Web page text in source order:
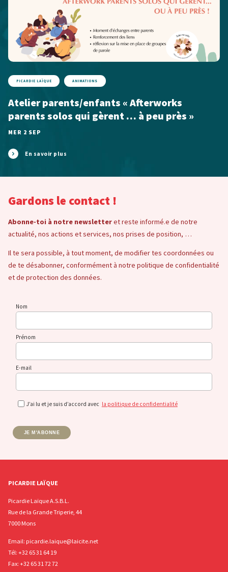
PICARDIE LAÏQUE ANIMATIONS
Atelier parents/enfants « Afterworks
parents solos qui gèrent … à peu près »
MER 2 SEP
En savoir plus
Gardons le contact !
Abonne-toi à notre newsletteret reste informé.e de notre
actualité, nos actions et services, nos prises de position, …
Il te sera possible, à tout moment, de modifier tes coordonnées ou
de te désabonner, conformément à notre politique de confidentialité
et de protection des données.
Nom
Prénom
E-mail
J’ai lu et je suis d’accord avec la politique de confidentialité
JE M'ABONNE
PICARDIE LAÏQUE
Picardie Laïque A.S.B.L.
Rue de la Grande Triperie, 44
7000 Mons
Email: picardie.laique@laicite.net
Tél: +32 65 31 64 19
Fax: +32 65 31 72 72